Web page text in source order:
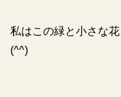
私はこの緑と小さな
(^^)